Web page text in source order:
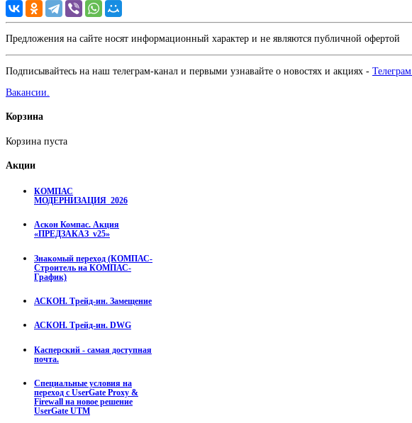
Предложения на сайте носят информационный характер и не являются публичной офертой
Подписывайтесь на наш телеграм-канал и первыми узнавайте о новостях и акциях - Телеграм.
Вакансии.
Корзина
Корзина пуста
Акции
КОМПАС
МОДЕРНИЗАЦИЯ_2026
Аскон Компас. Акция
«ПРЕДЗАКАЗ_v25»
Знакомый переход (КОМПАС-
Строитель на КОМПАС-
График)
АСКОН. Трейд-ин. Замещение
АСКОН. Трейд-ин. DWG
Касперский - самая доступная
почта.
Специальные условия на
переход с UserGate Proxy &
Firewall на новое решение
UserGate UTM